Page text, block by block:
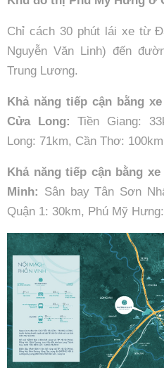
Chỉ cách 30 phút lái xe từ
Nguyễn Văn Linh) đến
Trung Lương.
Khả năng tiếp cận bằng
Cửa Long: Tiền Giang:
Long: 71km, Cần Thơ: 100km
Khả năng tiếp cận bằng
Minh: Sân bay Tân Sơn
Quận 1: 30km, Phú Mỹ